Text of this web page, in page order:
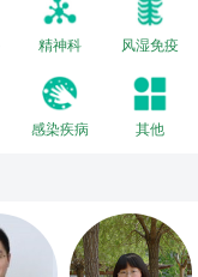
精神科 风湿免疫
感染疾病 其他